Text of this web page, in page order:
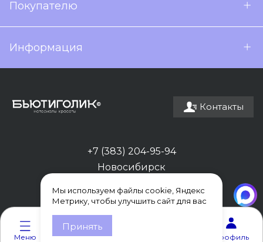
Меню Каталог Корзина Профиль
Покупателю
Информация
Контакты
+7 (383) 204-95-94
Новосибирск
Мы используем файлы cookie, Яндекс
Метрику, чтобы улучшить сайт для вас
Принять